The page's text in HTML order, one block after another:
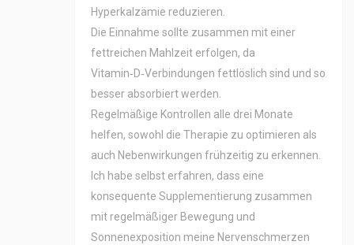
Hyperkalzämie reduzieren.
Die Einnahme sollte zusammen mit einer
fettreichen Mahlzeit erfolgen, da
Vitamin‑D‑Verbindungen fettlöslich sind und so
besser absorbiert werden.
Regelmäßige Kontrollen alle drei Monate
helfen, sowohl die Therapie zu optimieren als
auch Nebenwirkungen frühzeitig zu erkennen.
Ich habe selbst erfahren, dass eine
konsequente Supplementierung zusammen
mit regelmäßiger Bewegung und
Sonnenexposition meine Nervenschmerzen